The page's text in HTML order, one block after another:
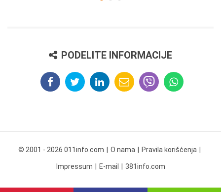
PODELITE INFORMACIJE
© 2001 - 2026 011info.com O nama Pravila korišćenja
Impressum E-mail 381info.com